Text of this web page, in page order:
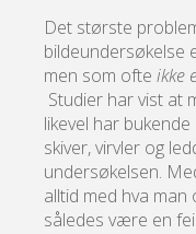
Det største
bildeundersøkelse
men som ofte ikke
Studier har vist at
likevel har
skiver, virvler og
undersøkelsen.
alltid med hva man
således være en